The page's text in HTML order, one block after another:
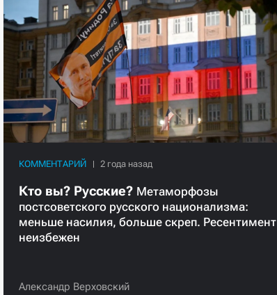
КОММЕНТАРИЙ
Кто вы? Русские? Метаморфозы
постсоветского русского национализма:
меньше насилия, больше скреп. Ресентимент
неизбежен
Александр Верховский